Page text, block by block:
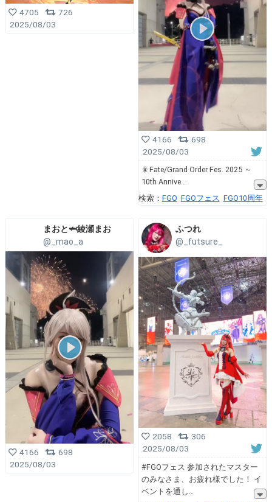
4705
726
2025/08/03
4166
698
2025/08/03
🎇Fate/Grand Order Fes. 2025 ～
10th Annive
検索： FGO FGOフェス FGO10周年
まおと🦈綾瀬まお
@_mao_a
4166
698
2025/08/03
ふつれ
@_futsure_
2058
306
2025/08/03
#FGOフェス 参加されたマスター
のみなさま、お疲れ様でした！ イ
ベントを通し